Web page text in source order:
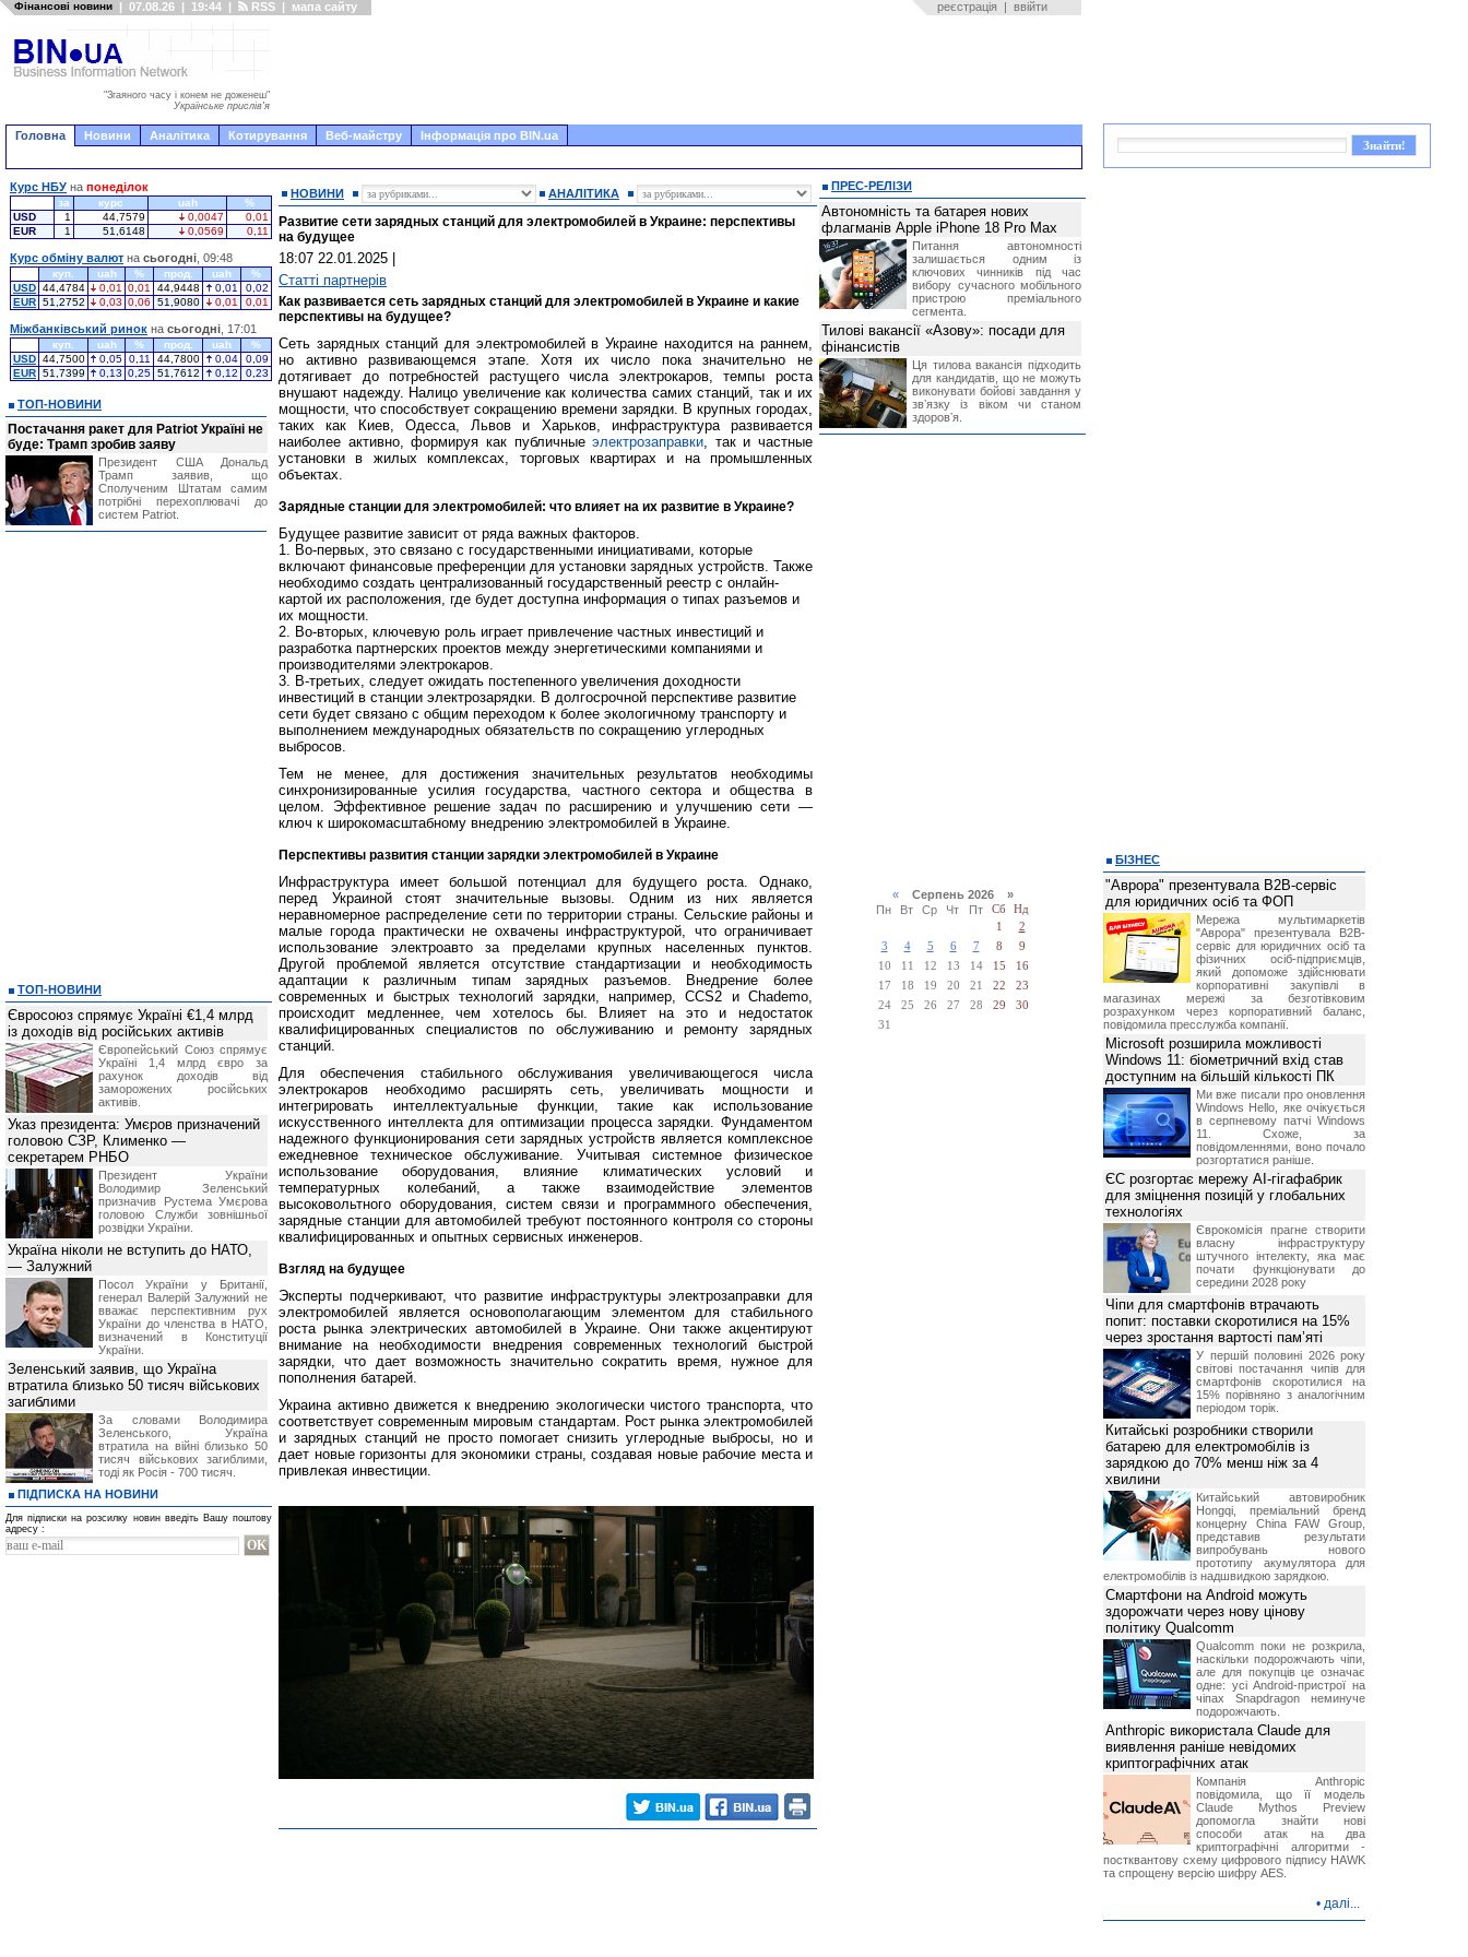
Фінансові новини | 07.08.26 | 19:44 | RSS | мапа сайту реєстрація | ввійти
"Згаяного часу і конем не доженеш"
Українське прислів'я
Головна Новини Аналітика Котирування Веб-майстру Інформація про BIN.ua
НОВИНИ АНАЛІТИКА
Развитие сети зарядных станций для электромобилей в Украине: перспективы
на будущее
18:07 22.01.2025
Статті партнерів
Как развивается сеть зарядных станций для электромобилей в Украине и какие
перспективы на будущее?
Сеть зарядных станций для электромобилей в Украине находится на раннем,
но активно развивающемся этапе. Хотя их число пока значительно не
дотягивает до потребностей растущего числа электрокаров, темпы роста
внушают надежду. Налицо увеличение как количества самих станций, так и их
мощности, что способствует сокращению времени зарядки. В крупных городах,
таких как Киев, Одесса, Львов и Харьков, инфраструктура развивается
наиболее активно, формируя как публичныеэлектрозаправки, так и частные
установки в жилых комплексах, торговых квартирах и на промышленных
объектах.
Зарядные станции для электромобилей: что влияет на их развитие в Украине?
Будущее развитие зависит от ряда важных факторов.
Во-первых, это связано с государственными инициативами, которые
включают финансовые преференции для установки зарядных устройств. Также
необходимо создать централизованный государственный реестр с онлайн-
картой их расположения, где будет доступна информация о типах разъемов и
их мощности.
Во-вторых, ключевую роль играет привлечение частных инвестиций и
разработка партнерских проектов между энергетическими компаниями и
производителями электрокаров.
В-третьих, следует ожидать постепенного увеличения доходности
инвестиций в станции электрозарядки. В долгосрочной перспективе развитие
сети будет связано с общим переходом к более экологичному транспорту и
выполнением международных обязательств по сокращению углеродных
выбросов.
Тем не менее, для достижения значительных результатов необходимы
синхронизированные усилия государства, частного сектора и общества в
целом. Эффективное решение задач по расширению и улучшению сети —
ключ к широкомасштабному внедрению электромобилей в Украине.
Перспективы развития станции зарядки электромобилей в Украине
Инфраструктура имеет большой потенциал для будущего роста. Однако,
перед Украиной стоят значительные вызовы. Одним из них является
неравномерное распределение сети по территории страны. Сельские районы и
малые города практически не охвачены инфраструктурой, что ограничивает
использование электроавто за пределами крупных населенных пунктов.
Другой проблемой является отсутствие стандартизации и необходимость
адаптации к различным типам зарядных разъемов. Внедрение более
современных и быстрых технологий зарядки, например, CCS2 и Chademo,
происходит медленнее, чем хотелось бы. Влияет на это и недостаток
квалифицированных специалистов по обслуживанию и ремонту зарядных
станций.
Для обеспечения стабильного обслуживания увеличивающегося числа
электрокаров необходимо расширять сеть, увеличивать мощности и
интегрировать интеллектуальные функции, такие как использование
искусственного интеллекта для оптимизации процесса зарядки. Фундаментом
надежного функционирования сети зарядных устройств является комплексное
ежедневное техническое обслуживание. Учитывая системное физическое
использование оборудования, влияние климатических условий и
температурных колебаний, а также взаимодействие элементов
высоковольтного оборудования, систем связи и программного обеспечения,
зарядные станции для автомобилей требуют постоянного контроля со стороны
квалифицированных и опытных сервисных инженеров.
Взгляд на будущее
Эксперты подчеркивают, что развитие инфраструктуры электрозаправки для
электромобилей является основополагающим элементом для стабильного
роста рынка электрических автомобилей в Украине. Они также акцентируют
внимание на необходимости внедрения современных технологий быстрой
зарядки, что дает возможность значительно сократить время, нужное для
пополнения батарей.
Украина активно движется к внедрению экологически чистого транспорта, что
соответствует современным мировым стандартам. Рост рынка электромобилей
и зарядных станций не просто помогает снизить углеродные выбросы, но и
дает новые горизонты для экономики страны, создавая новые рабочие места и
привлекая инвестиции.
Курс НБУ на понеділок
за курс uah
%
USD
1 44,7579 0,0047
0,01
EUR
1 51,6148 0,0569 0,11
Курс обміну валют на сьогодні , 09:48
куп. uah % прод. uah
%
USD 44,4784 0,01 0,01 44,9448 0,01
0,02
EUR 51,2752 0,03 0,06 51,9080 0,01 0,01
Міжбанківський ринок на сьогодні , 17:01
куп. uah % прод. uah
%
USD 44,7500 0,05 0,11 44,7800 0,04
0,09
EUR 51,7399 0,13 0,25 51,7612 0,12 0,23
ТОП-НОВИНИ
Постачання ракет для Patriot Україні не
буде: Трамп зробив заяву
Президент США Дональд
Трамп заявив, що
Сполученим Штатам самим
потрібні перехоплювачі до
систем Patriot.
ТОП-НОВИНИ
Євросоюз спрямує Україні €1,4 млрд
із доходів від російських активів
Європейський Союз спрямує
Україні 1,4 млрд євро за
рахунок доходів від
заморожених російських
активів.
Указ президента: Умєров призначений
головою СЗР, Клименко —
секретарем РНБО
Президент України
Володимир Зеленський
призначив Pустема Умєрова
головою Служби зовнішньої
розвідки України.
Україна ніколи не вступить до НАТО,
— Залужний
Посол України у Британії,
генерал Валерій Залужний не
вважає перспективним рух
України до членства в НАТО,
визначений в Конституції
України.
Зеленський заявив, що Україна
втратила близько 50 тисяч військових
загиблими
За словами Володимира
Зеленського, Україна
втратила на війні близько 50
тисяч військових загиблими,
тоді як Росія - 700 тисяч.
ПІДПИСКА НА НОВИНИ
Для підписки на розсилку новин введіть Вашу поштову
адресу :
ПРЕС-РЕЛІЗИ
Автономність та батарея нових
флагманів Apple iPhone 18 Pro Max
Питання автономності
залишається одним із
ключових чинників під час
вибору сучасного мобільного
пристрою преміального
сегмента.
Тилові вакансії «Азову»: посади для
фінансистів
Ця тилова вакансія підходить
для кандидатів, що не можуть
виконувати бойові завдання у
звʼязку із віком чи станом
здоровʼя.
«Серпень 2026 »
Пн
Вт Ср Чт Пт Сб
Нд
1
2
3
4 5 6 7 8
9
10
11 12 13 14 15
16
17
18 19 20 21 22
23
24
25 26 27 28 29
30
31
БІЗНЕС
"Аврора" презентувала B2B-сервіс
для юридичних осіб та ФОП
Мережа мультимаркетів
"Аврора" презентувала B2B-
сервіс для юридичних осіб та
фізичних осіб-підприємців,
який допоможе здійснювати
корпоративні закупівлі в
магазинах мережі за безготівковим
розрахунком через корпоративний баланс,
повідомила пресслужба компанії.
Microsoft розширила можливості
Windows 11: біометричний вхід став
доступним на більшій кількості ПК
Ми вже писали про оновлення
Windows Hello, яке очікується
в серпневому патчі Windows
11. Схоже, за
повідомленнями, воно почало
розгортатися раніше.
ЄС розгортає мережу AI-гігафабрик
для зміцнення позицій у глобальних
технологіях
Єврокомісія прагне створити
власну інфраструктуру
штучного інтелекту, яка має
почати функціонувати до
середини 2028 року
Чіпи для смартфонів втрачають
попит: поставки скоротилися на 15%
через зростання вартості пам’яті
У першій половині 2026 року
світові постачання чипів для
смартфонів скоротилися на
15% порівняно з аналогічним
періодом торік.
Китайські розробники створили
батарею для електромобілів із
зарядкою до 70% менш ніж за 4
хвилини
Китайський автовиробник
Hongqi, преміальний бренд
концерну China FAW Group,
представив результати
випробувань нового
прототипу акумулятора для
електромобілів із надшвидкою зарядкою.
Смартфони на Android можуть
здорожчати через нову цінову
політику Qualcomm
Qualcomm поки не розкрила,
наскільки подорожчають чіпи,
але для покупців це означає
одне: усі Android-пристрої на
чіпах Snapdragon неминуче
подорожчають.
Anthropic використала Claude для
виявлення раніше невідомих
криптографічних атак
Компанія Anthropic
повідомила, що її модель
Claude Mythos Preview
допомогла знайти нові
способи атак на два
криптографічні алгоритми -
постквантову схему цифрового підпису HAWK
та спрощену версію шифру AES.
• далі...